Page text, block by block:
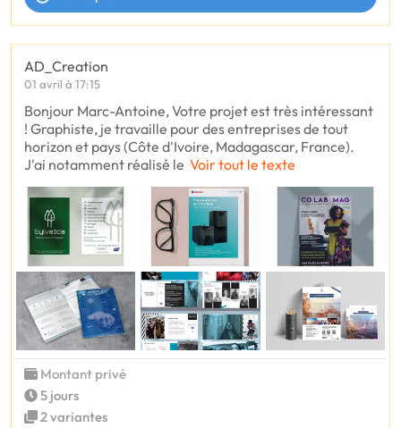
AD_Creation
01 avril à 17:15
Bonjour Marc-Antoine, Votre projet est très intéressant
! Graphiste, je travaille pour des entreprises de tout
horizon et pays (Côte d'Ivoire, Madagascar, France).
J'ai notamment réalisé le Voir tout le texte
Montant privé
5 jours
2 variantes